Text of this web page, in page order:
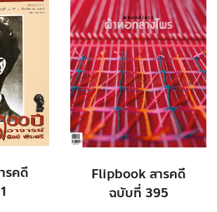
รคดี
Flipbook สารคดี
ฉบับที่ 395